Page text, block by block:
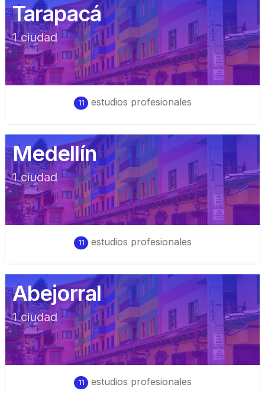
Tarapacá
1ciudad
11 estudios profesionales
Medellín
1ciudad
11 estudios profesionales
Abejorral
1ciudad
11 estudios profesionales